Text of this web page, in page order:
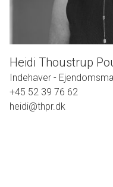
Heidi Thoustrup
Indehaver -
+45 52 39 76 62
heidi@thpr.dk